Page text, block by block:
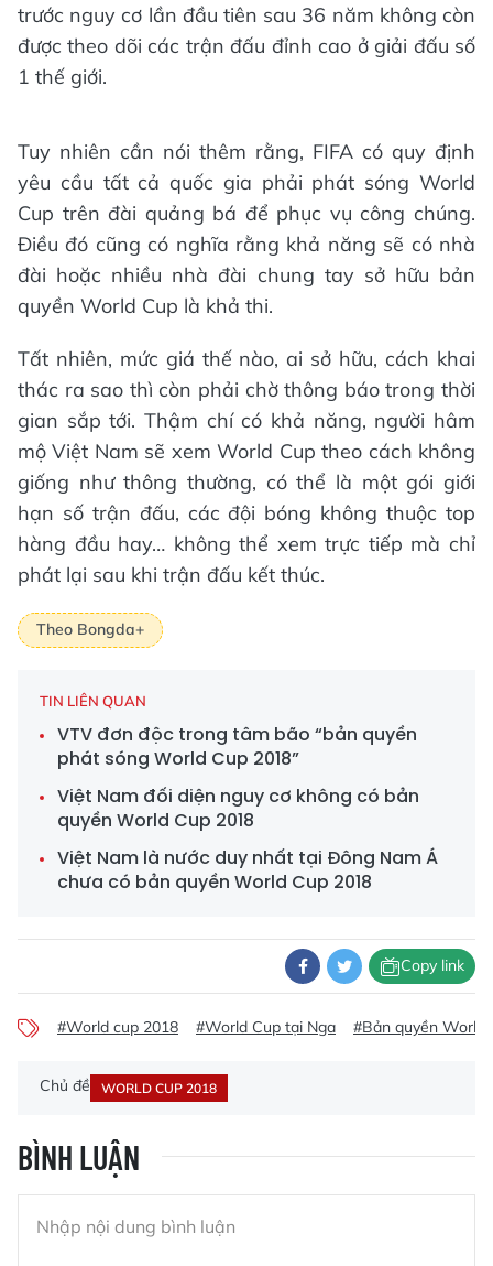
trước nguy cơ lần đầu tiên sau 36 năm không còn
được theo dõi các trận đấu đỉnh cao ở giải đấu số
1 thế giới.
Tuy nhiên cần nói thêm rằng, FIFA có quy định
yêu cầu tất cả quốc gia phải phát sóng World
Cup trên đài quảng bá để phục vụ công chúng.
Điều đó cũng có nghĩa rằng khả năng sẽ có nhà
đài hoặc nhiều nhà đài chung tay sở hữu bản
quyền World Cup là khả thi.
Tất nhiên, mức giá thế nào, ai sở hữu, cách khai
thác ra sao thì còn phải chờ thông báo trong thời
gian sắp tới. Thậm chí có khả năng, người hâm
mộ Việt Nam sẽ xem World Cup theo cách không
giống như thông thường, có thể là một gói giới
hạn số trận đấu, các đội bóng không thuộc top
hàng đầu hay… không thể xem trực tiếp mà chỉ
phát lại sau khi trận đấu kết thúc.
Theo Bongda+
TIN LIÊN QUAN
VTV đơn độc trong tâm bão “bản quyền
phát sóng World Cup 2018”
Việt Nam đối diện nguy cơ không có bản
quyền World Cup 2018
Việt Nam là nước duy nhất tại Đông Nam Á
chưa có bản quyền World Cup 2018
Copy link
#World cup 2018 #World Cup tại Nga #Bản quyền World
Chủ đề WORLD CUP 2018
BÌNH LUẬN